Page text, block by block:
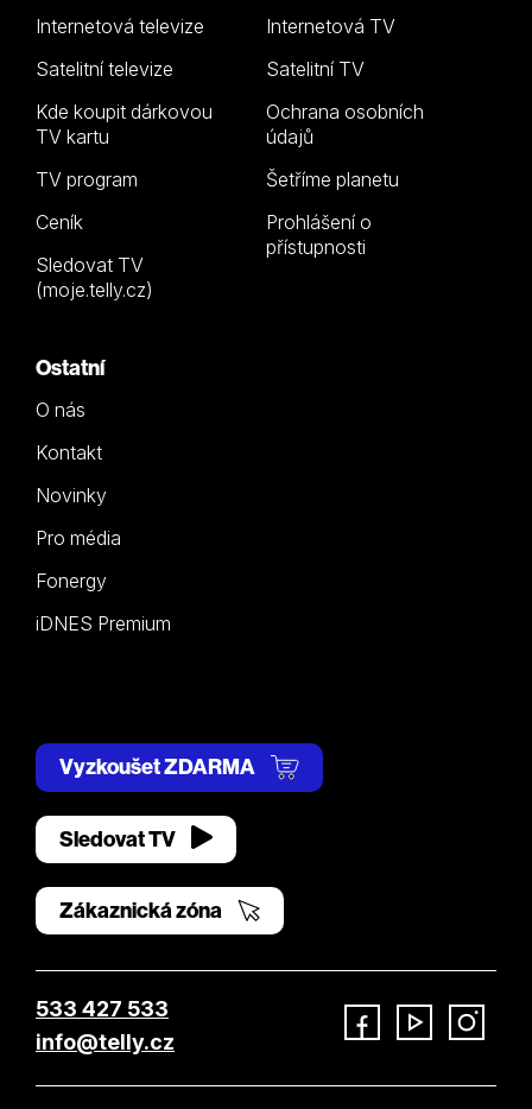
Internetová televize
Satelitní televize
Kde koupit dárkovou
TV kartu
TV program
Ceník
Sledovat TV
(moje.telly.cz)
Internetová TV
Satelitní TV
Ochrana osobních
údajů
Šetříme planetu
Prohlášení o
přístupnosti
Ostatní
O nás
Kontakt
Novinky
Pro média
Fonergy
iDNES Premium
Vyzkoušet ZDARMA
Sledovat TV
Zákaznická zóna
533 427 533
info@telly.cz